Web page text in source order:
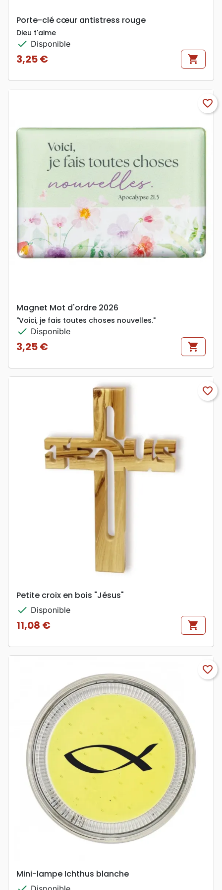
Porte-clé cœur antistress rouge
Dieu t'aime
check Disponible
Prix
3,25 € shopping_cart
favorite_border
Magnet Mot d'ordre 2026
"Voici, je fais toutes choses nouvelles."
check Disponible
Prix
3,25 € shopping_cart
favorite_border
Petite croix en bois "Jésus"
check Disponible
Prix
11,08 € shopping_cart
favorite_border
Mini-lampe Ichthus blanche